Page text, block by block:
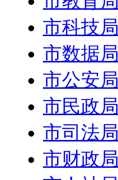
市科技局
市数据局
市公安局
市民政局
市司法局
市财政局